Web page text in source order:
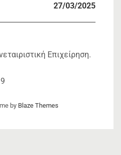
27/03/2025
Επιχείρηση.
by Blaze Themes